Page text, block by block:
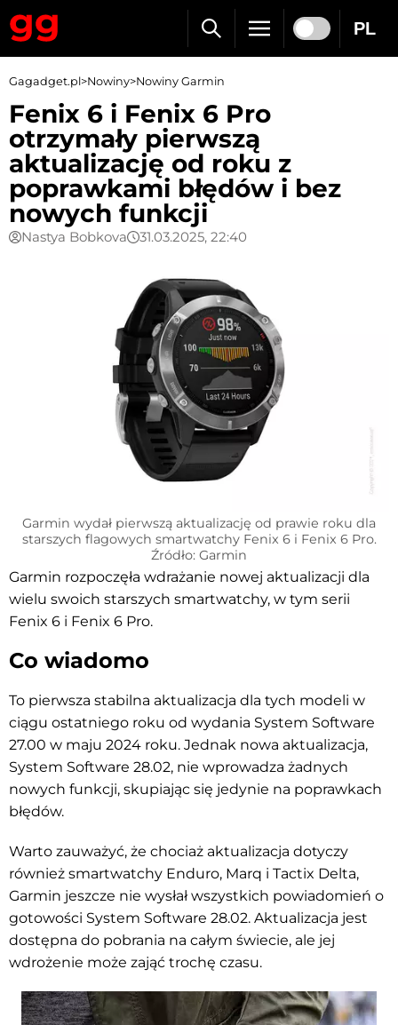
PL
Gagadget.pl>Nowiny>Nowiny Garmin
Fenix 6 i Fenix 6 Pro
otrzymały pierwszą
aktualizację od roku z
poprawkami błędów i bez
nowych funkcji
Nastya Bobkova 31.03.2025, 22:40
Garmin wydał pierwszą aktualizację od prawie roku dla
starszych flagowych smartwatchy Fenix 6 i Fenix 6 Pro.
Źródło: Garmin
Garmin rozpoczęła wdrażanie nowej aktualizacji dla
wielu swoich starszych smartwatchy, w tym serii
Fenix 6 i Fenix 6 Pro.
Co wiadomo
To pierwsza stabilna aktualizacja dla tych modeli w
ciągu ostatniego roku od wydania System Software
27.00 w maju 2024 roku. Jednak nowa aktualizacja,
System Software 28.02, nie wprowadza żadnych
nowych funkcji, skupiając się jedynie na poprawkach
błędów.
Warto zauważyć, że chociaż aktualizacja dotyczy
również smartwatchy Enduro, Marq i Tactix Delta,
Garmin jeszcze nie wysłał wszystkich powiadomień o
gotowości System Software 28.02. Aktualizacja jest
dostępna do pobrania na całym świecie, ale jej
wdrożenie może zająć trochę czasu.